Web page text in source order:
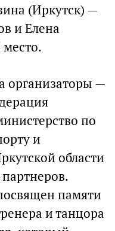
(Иркутск) —
и Елена
организаторы —
по
и
области
памяти
и танцора